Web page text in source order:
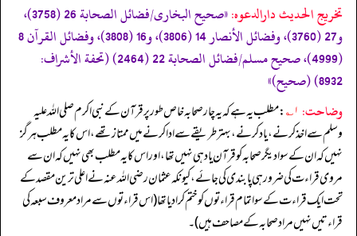
تخریج الحدیث دارالدعوہ:
«صحیح البخاری/فضائل الصحابة 26 (3758)،
و27 (3760)، وفضائل الأنصار 14 (3806)، و16 (3808)، وفضائل القرآن 8
(4999)، صحیح مسلم/فضائل الصحابة 22 (2464) (تحفة الأشراف:
8932) (صحیح)»
وضاحت: ۱؎ : مطلب یہ ہے کہ یہ چار صحابہ خاص طور پر قرآن کے نبی اکرم صلی اللہ علیہ
وسلم سے اخذ کرنے، یاد کرنے، بہتر طریقے سے ادا کرنے میں ممتاز تھے، اس کا یہ مطلب ہرگز
نہیں کہ ان کے سوا دیگر صحابہ کو قرآن یاد ہی نہیں تھا، اور اس کا یہ مطلب بھی نہیں کہ ان سے
مروی قراءت کی ضرور ہی پابندی کی جائے، کیونکہ عثمان رضی الله عنہ نے اعلی ترین مقصد کے
تحت ایک قراءت کے سوا تمام قراءتوں کو ختم کرا دیا تھا (اس قراءتوں سے مراد معروف سبعہ کی
قراءتیں نہیں مراد صحابہ کے مصاحف ہیں)۔